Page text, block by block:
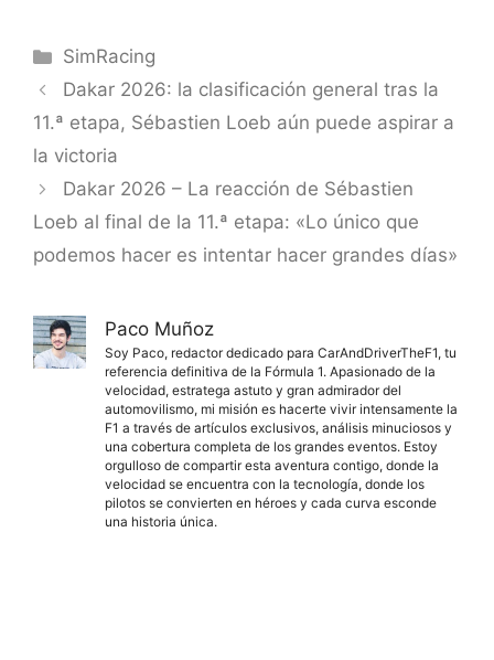
Categorías
SimRacing
Dakar 2026: la clasificación general tras la
11.ª etapa, Sébastien Loeb aún puede aspirar a
la victoria
Dakar 2026 – La reacción de Sébastien
Loeb al final de la 11.ª etapa: «Lo único que
podemos hacer es intentar hacer grandes días»
Paco Muñoz
Soy Paco, redactor dedicado para CarAndDriverTheF1, tu
referencia definitiva de la Fórmula 1. Apasionado de la
velocidad, estratega astuto y gran admirador del
automovilismo, mi misión es hacerte vivir intensamente la
F1 a través de artículos exclusivos, análisis minuciosos y
una cobertura completa de los grandes eventos. Estoy
orgulloso de compartir esta aventura contigo, donde la
velocidad se encuentra con la tecnología, donde los
pilotos se convierten en héroes y cada curva esconde
una historia única.